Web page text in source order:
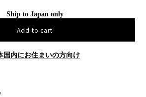
Ship to Japan only
Add to cart
国内にお住まいの方向け